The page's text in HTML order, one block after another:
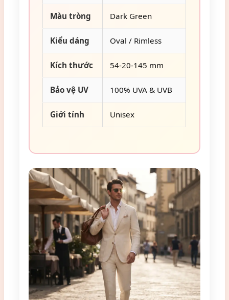
Màu tròng Dark Green
Kiểu dáng Oval / Rimless
Kích thước 54-20-145 mm
Bảo vệ UV 100% UVA & UVB
Giới tính Unisex